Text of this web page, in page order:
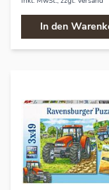
In den